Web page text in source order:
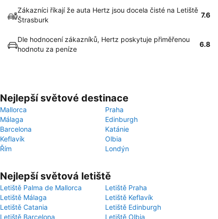
Zákazníci říkají že auta Hertz jsou docela čisté na Letiště
Štrasburk
7.6
Dle hodnocení zákazníků, Hertz poskytuje přiměřenou
hodnotu za peníze
6.8
Nejlepší světové destinace
Mallorca
Praha
Málaga
Edinburgh
Barcelona
Katánie
Keflavík
Olbia
Řím
Londýn
Nejlepší světová letiště
Letiště Palma de Mallorca
Letiště Praha
Letiště Málaga
Letiště Keflavík
Letiště Catania
Letiště Edinburgh
Letiště Barcelona
Letiště Olbia